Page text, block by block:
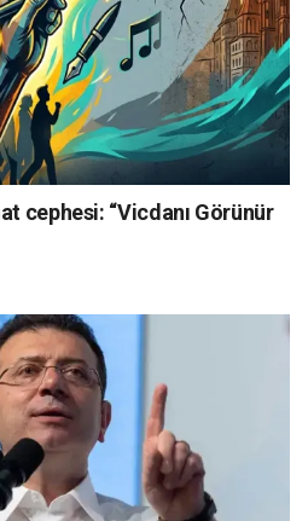
cephesi: “Vicdanı Görünür